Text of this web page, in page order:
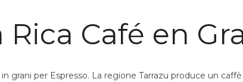
Café en
grani per Espresso. La regione Tarrazu produce un